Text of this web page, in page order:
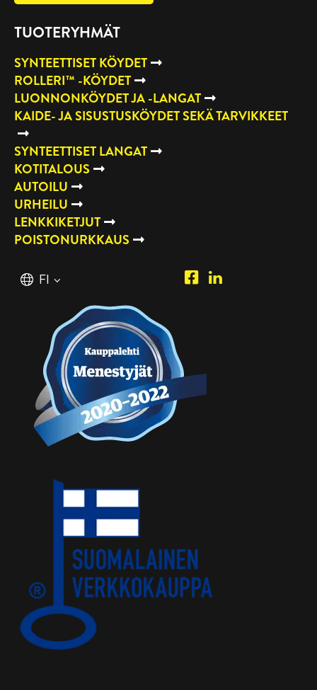
TUOTERYHMÄT
SYNTEETTISET KÖYDET
ROLLERI™ -KÖYDET
LUONNONKÖYDET JA -LANGAT
KAIDE- JA SISUSTUSKÖYDET SEKÄ TARVIKKEET
SYNTEETTISET LANGAT
KOTITALOUS
AUTOILU
URHEILU
LENKKIKETJUT
POISTONURKKAUS
Suomi
FI
Piipposhop.com
Manilla